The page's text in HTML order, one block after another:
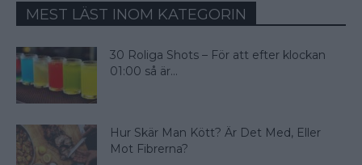
MEST LÄST INOM KATEGORIN
30 Roliga Shots – För att efter klockan
01:00 så är...
Hur Skär Man Kött? Är Det Med, Eller
Mot Fibrerna?